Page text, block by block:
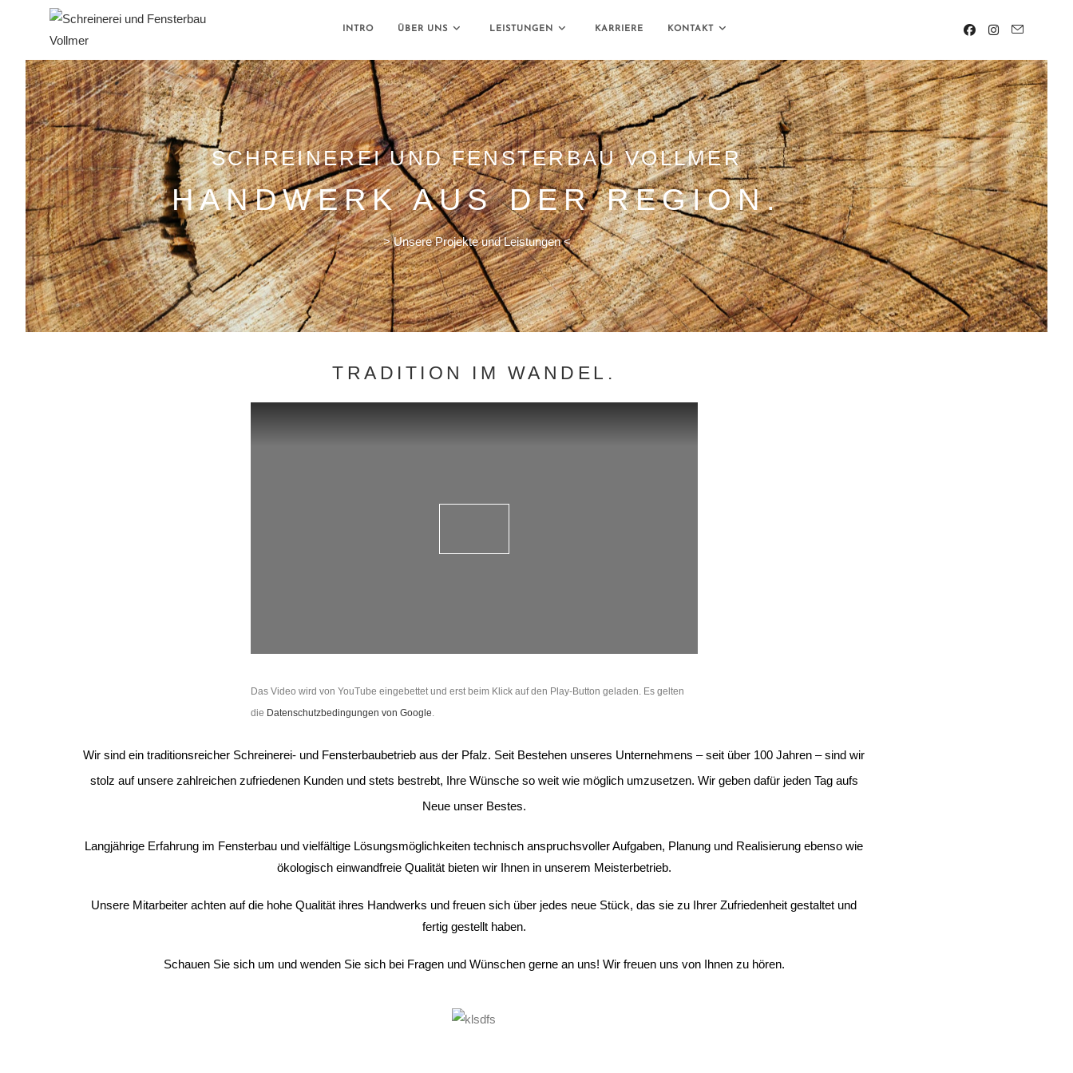
INTRO ÜBER UNS LEISTUNGEN KARRIERE KONTAKT
SCHREINEREI UND FENSTERBAU VOLLMER
HANDWERK AUS DER REGION.
> Unsere Projekte und Leistungen <
TRADITION IM WANDEL.
Das Video wird von YouTube eingebettet und erst beim Klick auf den Play-Button geladen. Es gelten
die Datenschutzbedingungen von Google.
Wir sind ein traditionsreicher Schreinerei- und Fensterbaubetrieb aus der Pfalz. Seit Bestehen unseres Unternehmens – seit über 100 Jahren – sind wir
stolz auf unsere zahlreichen zufriedenen Kunden und stets bestrebt, Ihre Wünsche so weit wie möglich umzusetzen. Wir geben dafür jeden Tag aufs
Neue unser Bestes.
Langjährige Erfahrung im Fensterbau und vielfältige Lösungsmöglichkeiten technisch anspruchsvoller Aufgaben, Planung und Realisierung ebenso wie
ökologisch einwandfreie Qualität bieten wir Ihnen in unserem Meisterbetrieb.
Unsere Mitarbeiter achten auf die hohe Qualität ihres Handwerks und freuen sich über jedes neue Stück, das sie zu Ihrer Zufriedenheit gestaltet und
fertig gestellt haben.
Schauen Sie sich um und wenden Sie sich bei Fragen und Wünschen gerne an uns! Wir freuen uns von Ihnen zu hören.